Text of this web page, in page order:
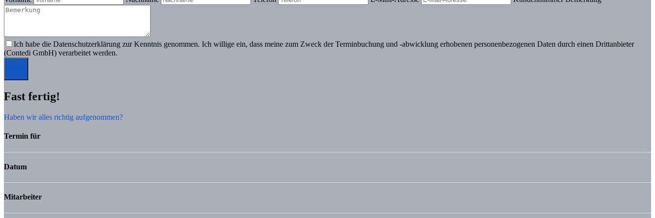
Ich habe die Datenschutzerklärung zur Kenntnis genommen. Ich willige ein, dass meine zum Zweck der Terminbuchung und -abwicklung erhobenen personenbezogenen Daten durch einen Drittanbieter
(Contedi GmbH) verarbeitet werden.
Fast fertig!
Haben wir alles richtig aufgenommen?
Termin für
Datum
Mitarbeiter